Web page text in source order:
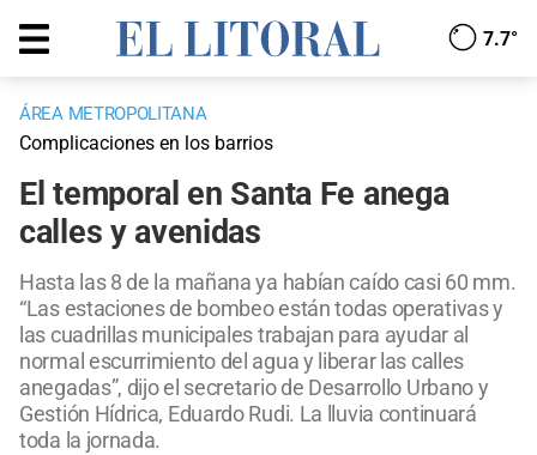
7.7°
ÁREA METROPOLITANA
Complicaciones en los barrios
El temporal en Santa Fe anega
calles y avenidas
Hasta las 8 de la mañana ya habían caído casi 60 mm.
“Las estaciones de bombeo están todas operativas y
las cuadrillas municipales trabajan para ayudar al
normal escurrimiento del agua y liberar las calles
anegadas”, dijo el secretario de Desarrollo Urbano y
Gestión Hídrica, Eduardo Rudi. La lluvia continuará
toda la jornada.